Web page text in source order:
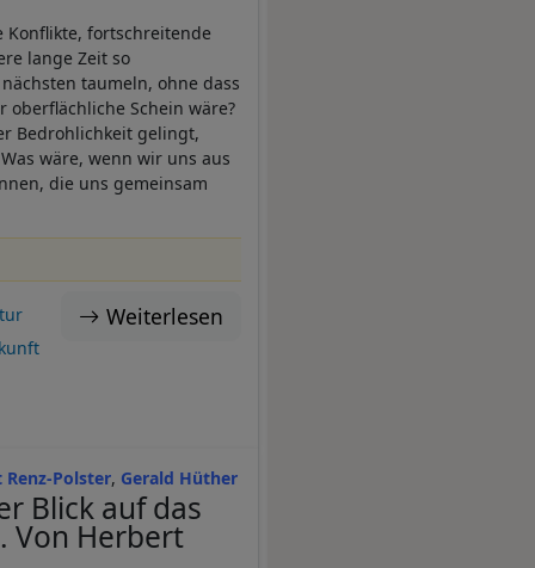
Konflikte, fortschreitende
lange Zeit so
taumeln, ohne dass
oberflächliche Schein wäre?
Bedrohlichkeit gelingt,
wäre, wenn wir uns aus
die uns gemeinsam
Weiterlesen
Renz-Polster Gerald Hüther
Blick auf das
Von Herbert